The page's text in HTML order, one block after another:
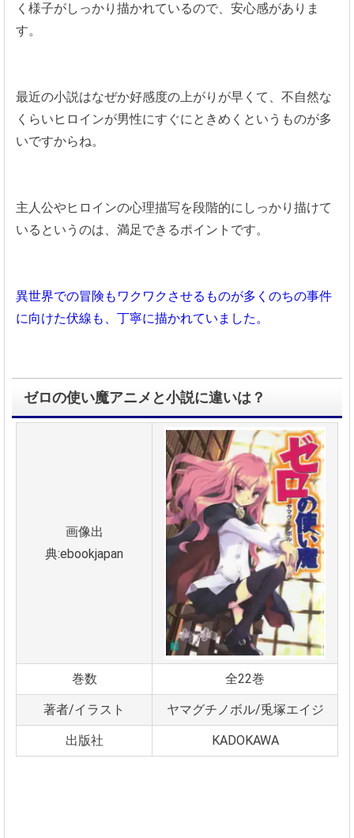
く様子がしっかり描かれているので、安心感がありま
す。
最近の小説はなぜか好感度の上がりが早くて、不自然な
くらいヒロインが男性にすぐにときめくというものが多
いですからね。
主人公やヒロインの心理描写を段階的にしっかり描けて
いるというのは、満足できるポイントです。
異世界での冒険もワクワクさせるものが多くのちの事件
に向けた伏線も、丁寧に描かれていました。
ゼロの使い魔アニメと小説に違いは？
画像出
典:ebookjapan
巻数 全22巻
著者/イラスト ヤマグチノボル/兎塚エイジ
出版社 KADOKAWA